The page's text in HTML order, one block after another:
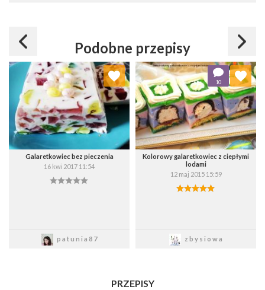
Podobne przepisy
Galaretkowiec bez pieczenia
16 kwi 2017 11:54
patunia87
Dodaj do ulubionych
Wybierz listę:
Zapisz
Kolorowy galaretkowiec z ciepłymi
lodami
12 maj 2015 15:59
zbysiowa
10
Dodaj do ulubionych
Wybierz listę:
Zapisz
PRZEPISY